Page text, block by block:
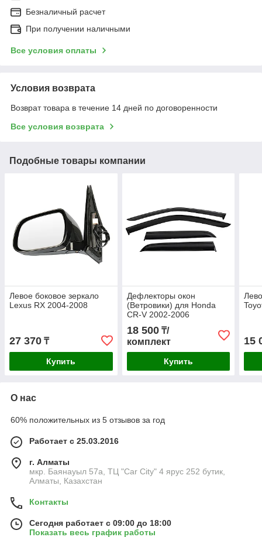
Безналичный расчет
При получении наличными
Все условия оплаты
Условия возврата
Возврат товара в течение 14 дней по договоренности
Все условия возврата
Подобные товары компании
Левое боковое зеркало
Lexus RX 2004-2008
27 370 ₸
Купить
Дефлекторы окон
(Ветровики) для Honda
CR-V 2002-2006
18 500₸/
комплект
Купить
15
О нас
60% положительных из 5 отзывов за год
Работает с 25.03.2016
г. Алматы
мкр. Баянауыл 57а, ТЦ "Car Сity" 4 ярус 252 бутик,
Алматы, Казахстан
Контакты
Сегодня работает с 09:00 до 18:00
Показать весь график работы